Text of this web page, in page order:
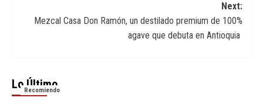
Next:
Mezcal Casa Don Ramón, un destilado premium de 100%
agave que debuta en Antioquia
Lo Último
Recomiendo